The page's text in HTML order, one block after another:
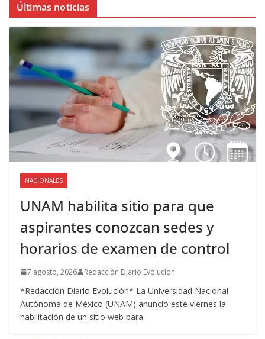
Últimas noticias
NACIONALES
UNAM habilita sitio para que
aspirantes conozcan sedes y
horarios de examen de control
7 agosto, 2026 Redacción Diario Evolucion
*Redacción Diario Evolución* La Universidad Nacional
Autónoma de México (UNAM) anunció este viernes la
habilitación de un sitio web para